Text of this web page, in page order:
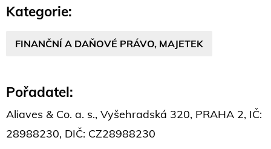
Kategorie:
FINANČNÍ A DAŇOVÉ PRÁVO, MAJETEK
Pořadatel:
Aliaves & Co. a. s., Vyšehradská 320, PRAHA 2, IČ:
28988230, DIČ: CZ28988230